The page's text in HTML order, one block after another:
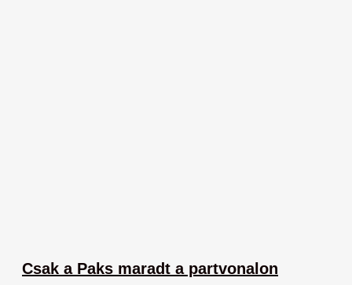
Csak a Paks maradt a partvonalon